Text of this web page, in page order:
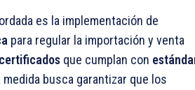
es la implementación de
para regular la importación y venta
que cumplan con
medida busca garantizar que los